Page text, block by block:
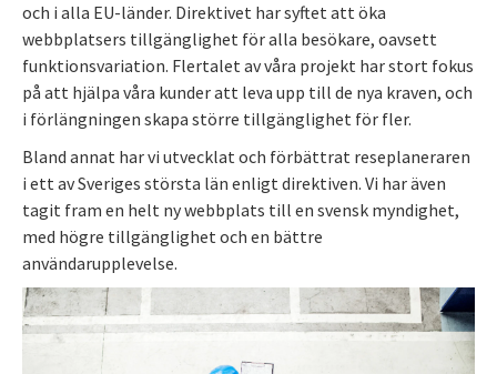
och i alla EU-länder. Direktivet har syftet att öka
webbplatsers tillgänglighet för alla besökare, oavsett
funktionsvariation. Flertalet av våra projekt har stort fokus
på att hjälpa våra kunder att leva upp till de nya kraven, och
i förlängningen skapa större tillgänglighet för fler.
Bland annat har vi utvecklat och förbättrat reseplaneraren
i ett av Sveriges största län enligt direktiven. Vi har även
tagit fram en helt ny webbplats till en svensk myndighet,
med högre tillgänglighet och en bättre
användarupplevelse.